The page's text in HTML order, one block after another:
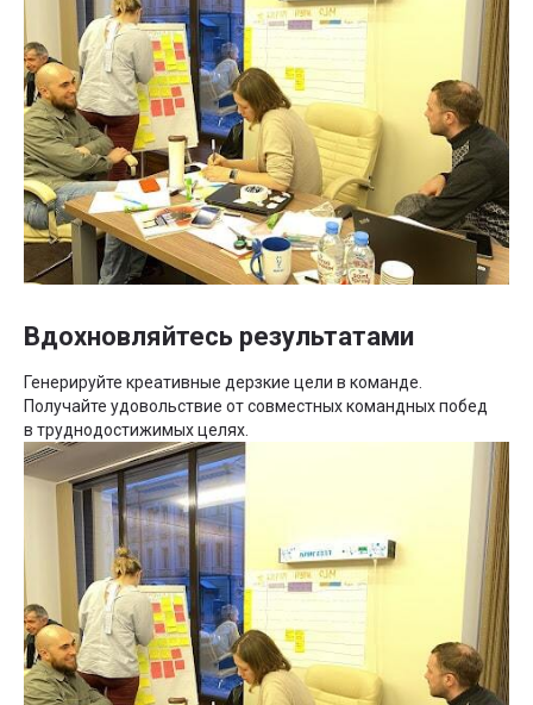
Вдохновляйтесь результатами
Генерируйте креативные дерзкие цели в команде.
Получайте удовольствие от совместных командных побед
в труднодостижимых целях.